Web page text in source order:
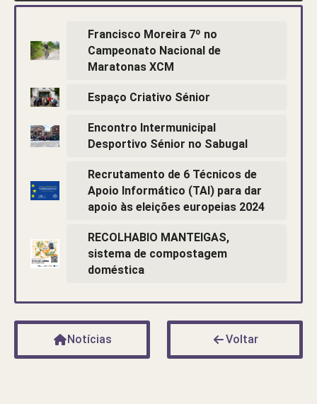
Francisco Moreira 7º no
Campeonato Nacional de
Maratonas XCM
Espaço Criativo Sénior
Encontro Intermunicipal
Desportivo Sénior no Sabugal
Recrutamento de 6 Técnicos de
Apoio Informático (TAI) para dar
apoio às eleições europeias 2024
RECOLHABIO MANTEIGAS,
sistema de compostagem
doméstica
Notícias Voltar